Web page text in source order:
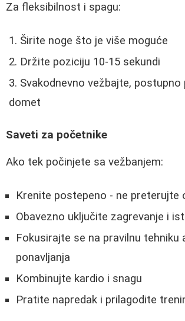
Za fleksibilnost i spagu:
Širite noge što je više moguće
Držite poziciju 10-15 sekundi
Svakodnevno vežbajte, postupno
domet
Saveti za početnike
Ako tek počinjete sa vežbanjem:
Krenite postepeno - ne preterujte
Obavezno uključite zagrevanje i
Fokusirajte se na pravilnu tehniku
ponavljanja
Kombinujte kardio i snagu
Pratite napredak i prilagodite